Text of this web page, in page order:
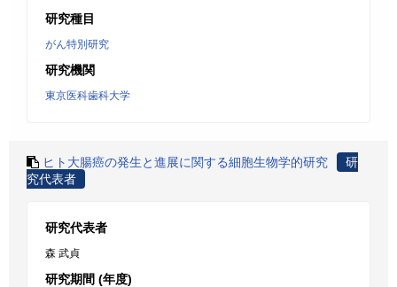
研究種目
がん特別研究
研究機関
東京医科歯科大学
ヒト大腸癌の発生と進展に関する細胞生物学的研究
研
究代表者
研究代表者
森 武貞
研究期間 (年度)